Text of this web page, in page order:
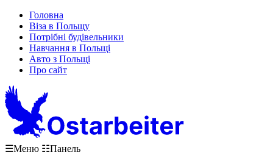
Головна
Віза в Польщу
Потрібні будівельники
Навчання в Польщі
Авто з Польщі
Про сайт
☰Меню ☷Панель